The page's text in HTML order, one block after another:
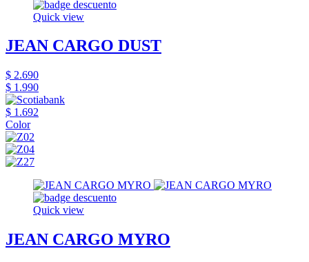
Quick view
JEAN CARGO DUST
$ 2.690
$ 1.990
$ 1.692
Color
Quick view
JEAN CARGO MYRO